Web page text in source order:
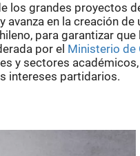
los grandes proyectos
avanza en la creación de
para garantizar
por el Ministerio de
y sectores
intereses partidarios.